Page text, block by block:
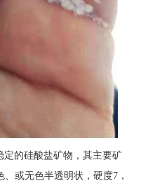
的硅酸盐矿物，其主要矿
或无色半透明状，硬度7，